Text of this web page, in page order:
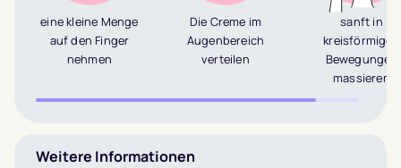
eine kleine Menge
auf den Finger
nehmen
Die Creme im
Augenbereich
verteilen
sanft in
kreisförmigen
Bewegungen
massieren
Weitere Informationen